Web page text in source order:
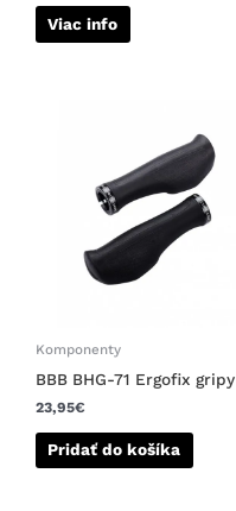
Viac info
Komponenty
BBB BHG-71 Ergofix gripy
23,95€
Pridať do košíka